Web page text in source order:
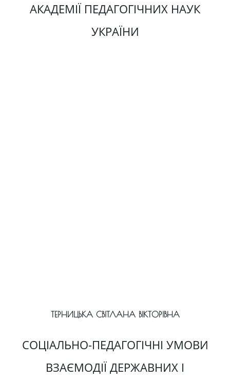
АКАДЕМІЇ ПЕДАГОГІЧНИХ НАУК
УКРАЇНИ
ТЕРНИЦЬКА СВІТЛАНА ВІКТОРІВНА
СОЦІАЛЬНО-ПЕДАГОГІЧНІ УМОВИ
ВЗАЄМОДІЇ ДЕРЖАВНИХ І